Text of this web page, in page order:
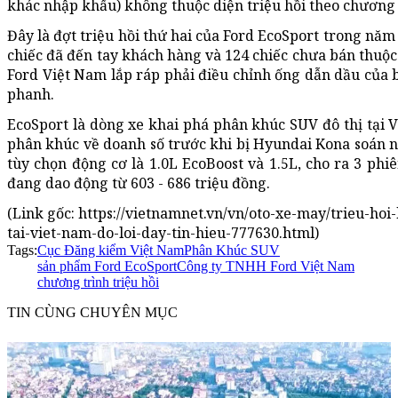
khác nhập khẩu) không thuộc diện triệu hồi theo
Đây là đợt triệu hồi thứ hai của Ford EcoSport trong năm
chiếc đã đến tay khách hàng và 124 chiếc chưa bán
Ford Việt Nam lắp ráp phải điều chỉnh ống dẫn dầu
phanh.
EcoSport là dòng xe khai phá phân khúc SUV đô thị tại
phân khúc về doanh số trước khi bị Hyundai Kona soán
tùy chọn động cơ là 1.0L EcoBoost và 1.5L, cho ra 3
đang dao động từ 603 - 686 triệu đồng.
(Link gốc: https://vietnamnet.vn/vn/oto-xe-may/trieu-
tai-viet-nam-do-loi-day-tin-hieu-777630.html)
Tags:Cục Đăng kiểm Việt NamPhân Khúc SUV
sản phẩm Ford EcoSportCông ty TNHH Ford Việt Nam
chương trình triệu hồi
TIN CÙNG CHUYÊN MỤC